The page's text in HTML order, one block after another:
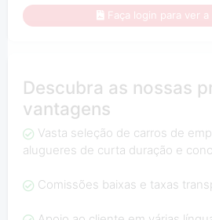
Faça login para ver a
Descubra as nossas
vantagens
Vasta seleção de carros de
alugueres de curta duração e
Comissões baixas e taxas